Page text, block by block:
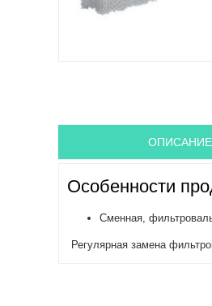
ОПИСАНИЕ
Особенности
Сменная,
Регулярная замена